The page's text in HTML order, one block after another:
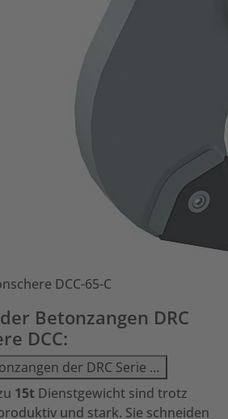
DCC-65-C
Betonzangen DRC
DCC:
der DRC Serie …
15t Dienstgewicht sind trotz
und stark. Sie schneiden